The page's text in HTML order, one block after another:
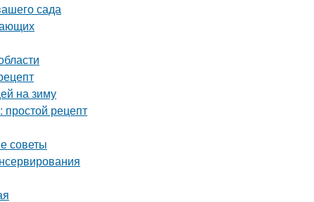
сада
на зиму
рецепт
советы